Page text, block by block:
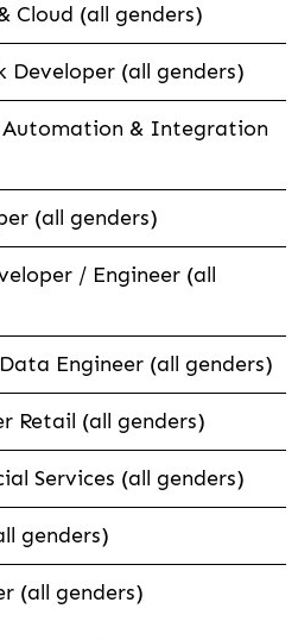
Cloud (all genders)
Developer (all genders)
Automation & Integration
(all genders)
/ Engineer (all
Engineer (all genders)
Retail (all genders)
Services (all genders)
genders)
(all genders)